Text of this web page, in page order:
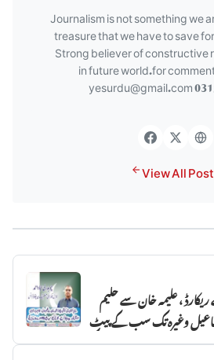
Journalism is not something we
treasure that we have to save
Strong believer of constructive
in future world.for
yesurdu@gmail.com
View All
، علیمہ خان سے حلیم
وغیرہ تک سب کے پیٹ
پھاڑ کر پیسہ نکالنے کیلئے نیب جیسے 10 ادارے چاہیےہوسکتے